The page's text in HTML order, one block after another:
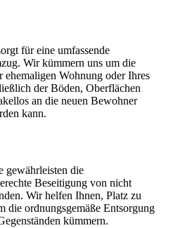
für eine umfassende
Wir kümmern uns um die
Wohnung oder Ihres
der Böden, Oberflächen
an die neuen Bewohner
kann.
gewährleisten die
Beseitigung von nicht
Wir helfen Ihnen, Platz zu
die ordnungsgemäße Entsorgung
kümmern.